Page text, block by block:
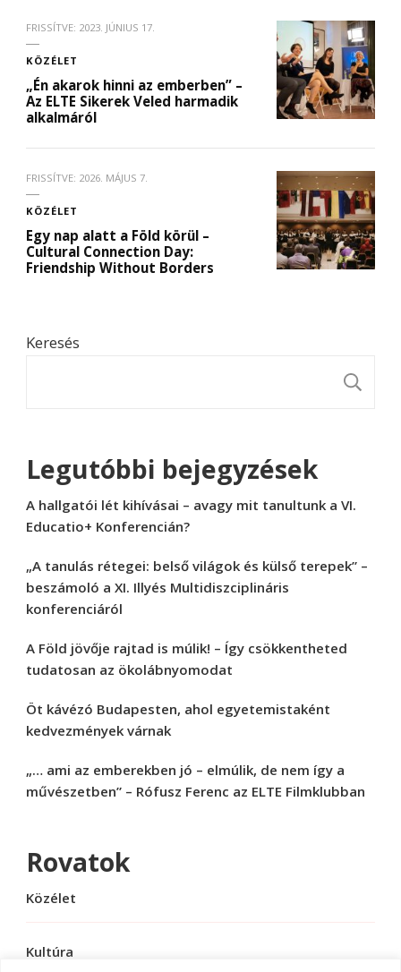
FRISSÍTVE: 2023. JÚNIUS 17.
KÖZÉLET
„Én akarok hinni az emberben” –
Az ELTE Sikerek Veled harmadik
alkalmáról
FRISSÍTVE: 2026. MÁJUS 7.
KÖZÉLET
Egy nap alatt a Föld körül –
Cultural Connection Day:
Friendship Without Borders
Keresés
Legutóbbi bejegyzések
A hallgatói lét kihívásai – avagy mit tanultunk a VI.
Educatio+ Konferencián?
„A tanulás rétegei: belső világok és külső terepek” –
beszámoló a XI. Illyés Multidiszciplináris
konferenciáról
A Föld jövője rajtad is múlik! – Így csökkentheted
tudatosan az ökolábnyomodat
Öt kávézó Budapesten, ahol egyetemistaként
kedvezmények várnak
„… ami az emberekben jó – elmúlik, de nem így a
művészetben” – Rófusz Ferenc az ELTE Filmklubban
Rovatok
Közélet
Kultúra